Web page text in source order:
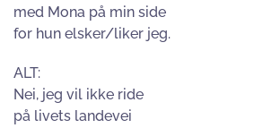
med Mona på min side
for hun elsker/liker jeg.
ALT:
Nei, jeg vil ikke ride
på livets landevei